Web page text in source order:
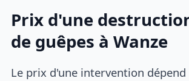
Prix d'une
de guêpes à Wanze
Le prix d'une intervention